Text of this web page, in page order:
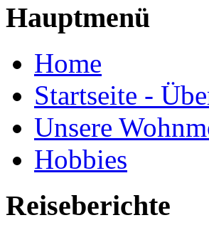
Hauptmenü
Home
Startseite -
Unsere
Hobbies
Reiseberichte